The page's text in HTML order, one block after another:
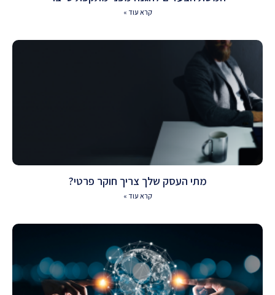
קרא עוד »
מתי העסק שלך צריך חוקר פרטי?
קרא עוד »